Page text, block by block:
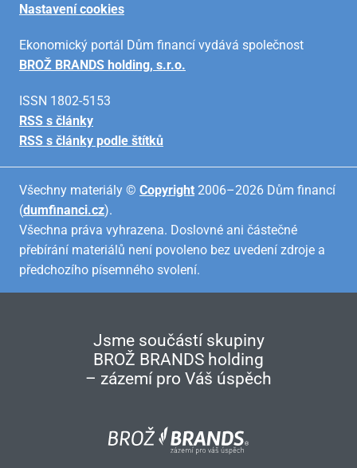
Nastavení cookies
Ekonomický portál Dům financí vydává společnost
BROŽ BRANDS holding, s.r.o.
ISSN 1802-5153
RSS s články
RSS s články podle štítků
Všechny materiály © Copyright 2006–2026 Dům financí
(dumfinanci.cz).
Všechna práva vyhrazena. Doslovné ani částečné
přebírání materiálů není povoleno bez uvedení zdroje a
předchozího písemného svolení.
Jsme součástí skupiny
BROŽ BRANDS holding
– zázemí pro Váš úspěch